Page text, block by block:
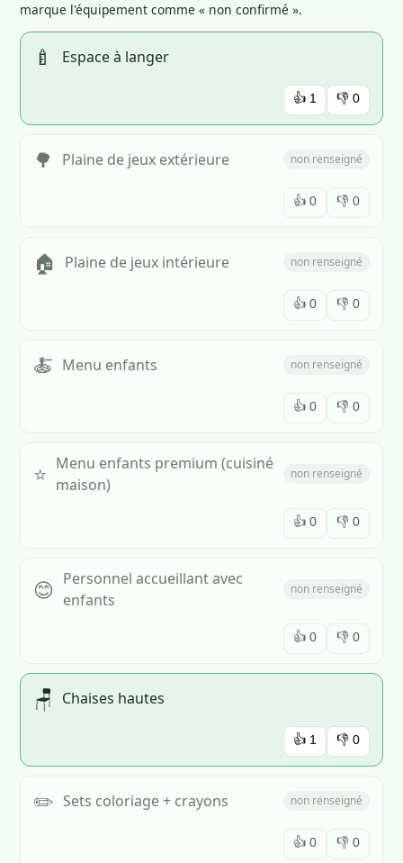
marque l'équipement comme « non confirmé ».
🍼 Espace à langer
👍 1 👎 0
🌳 Plaine de jeux extérieure non renseigné
👍 0 👎 0
🏠 Plaine de jeux intérieure non renseigné
👍 0 👎 0
🍝 Menu enfants non renseigné
👍 0 👎 0
⭐ Menu enfants premium (cuisiné
maison)
non renseigné
👍 0 👎 0
😊 Personnel accueillant avec
enfants
non renseigné
👍 0 👎 0
🪑 Chaises hautes
👍 1 👎 0
✏️ Sets coloriage + crayons non renseigné
👍 0 👎 0